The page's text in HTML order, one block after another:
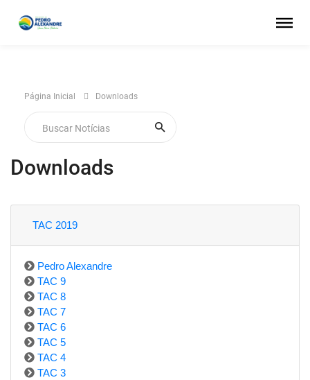
Página Inicial Downloads
Downloads
TAC 2019
Pedro Alexandre
TAC 9
TAC 8
TAC 7
TAC 6
TAC 5
TAC 4
TAC 3